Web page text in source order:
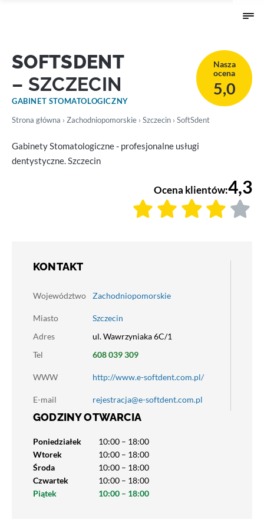
SOFTSDENT
– SZCZECIN
GABINET STOMATOLOGICZNY
Nasza
ocena
5,0
Strona główna › Zachodniopomorskie › Szczecin › SoftSdent
Gabinety Stomatologiczne - profesjonalne usługi
dentystyczne. Szczecin
Ocena klientów:4,3
KONTAKT
Województwo Zachodniopomorskie
Miasto
Szczecin
Adres
ul. Wawrzyniaka 6C/1
Tel
608 039 309
WWW http://www.e-softdent.com.pl/
E-mail rejestracja@e-softdent.com.pl
GODZINY OTWARCIA
Poniedziałek
10:00 – 18:00
Wtorek
10:00 – 18:00
Środa
10:00 – 18:00
Czwartek
10:00 – 18:00
Piątek
10:00 – 18:00